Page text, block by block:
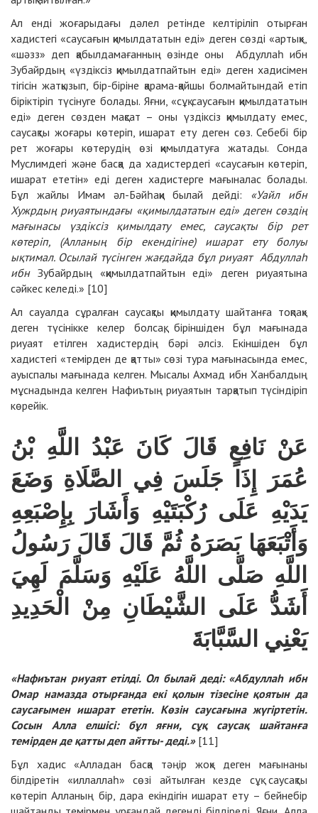
Ал енді жоғарыдағы дәлел ретінде келтіріліп отырған
хадистегі «саусағын қимылдататын еді» деген сөзді «артық»,
«шәзз» деп қабылдамағанның өзінде оны Абдуллаһ ибн
Зубайрдың «үздіксіз қимылдатпайтын еді» деген хадисімен
тігісін жатқызып, бір-біріне қарама-қайшы болмайтындай етіп
біріктіріп түсінуге болады. Яғни, «сұқ саусағын қимылдататын
еді» деген сөзден мақсат – оны үздіксіз қимылдату емес,
саусақты жоғары көтеріп, ишарат ету деген сөз. Себебі бір
рет жоғары көтерудің өзі қимылдатуға жатады. Сонда
Муслимдегі және басқа да хадистердегі «саусағын көтеріп,
ишарат ететін» еді деген хадистерге мағыналас болады.
Бұл жайлы Имам әл-Бәйһақи былай дейді: «Уайл ибн
Хужрдың риуаятындағы «қимылдататын еді» деген сөздің
мағынасы үздіксіз қимылдату емес, саусақты бір рет
көтеріп, (Алланың бір екендігіне) ишарат ету болуы
ықтимал. Осылай түсінген жағдайда бұл риуаят Абдуллаһ
ибн Зубайрдың «қимылдатпайтын еді» деген риуаятына
сәйкес келеді.» [10]
Ал сауалда сұралған саусақты қимылдату шайтанға тоқпақ»
деген түсінікке келер болсақ, біріншіден бұл мағынада
риуаят етілген хадистердің бәрі әлсіз. Екіншіден бұл
хадистегі «темірден де қатты» сөзі тура мағынасында емес,
ауыспалы мағынада келген. Мысалы Ахмад ибн Ханбалдың
мұснадында келген Нафиътың риуаятын тарқатып түсіндіріп
көрейік.
عَنْ نَافِعٍ قَالَ كَانَ عَبْدُ اللَّهِ بْنُ
عُمَرَ إِذَا جَلَسَ فِي الصَّلَاةِ وَضَعَ
يَدَيْهِ عَلَى رُكْبَتَيْهِ وَأَشَارَ بِإِصْبَعِهِ
وَأَتْبَعَهَا بَصَرَهُ ثُمَّ قَالَ قَالَ رَسُولُ
اللَّهِ صَلَّى اللَّهُ عَلَيْهِ وَسَلَّمَ لَهِيَ
أَشَدُّ عَلَى الشَّيْطَانِ مِنْ الْحَدِيدِ
يَعْنِي السَّبَّابَةَ
«Нафиътан риуаят етілді. Ол былай деді: «Абдуллаһ ибн
Омар намазда отырғанда екі қолын тізесіне қоятын да
саусағымен ишарат ететін. Көзін саусағына жүгіртетін.
Сосын Алла елшісі: бұл яғни, сұқ саусақ шайтанға
темірден де қатты деп айтты- деді.» [11]
Бұл хадис «Алладан басқа тәңір жоқ» деген мағынаны
білдіретін «иллаллаһ» сөзі айтылған кезде сұқ саусақты
көтеріп Алланың бір, дара екіндігін ишарат ету – бейнебір